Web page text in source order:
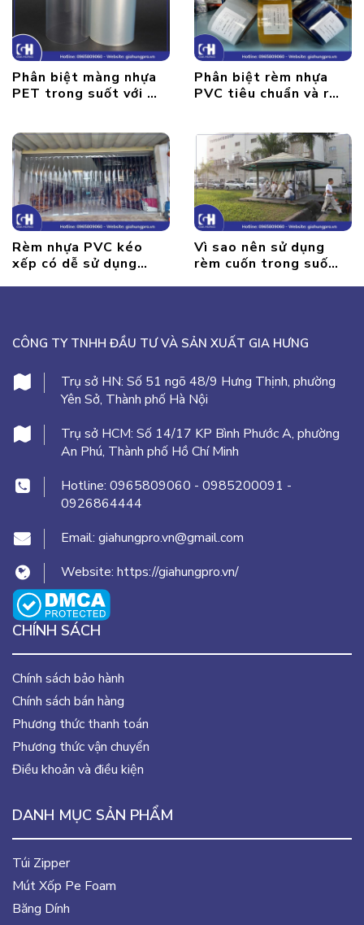
Phân biệt màng nhựa
PET trong suốt với các
Phân biệt rèm nhựa
PVC tiêu chuẩn và rèm
Rèm nhựa PVC kéo
xếp có dễ sử dụng
Vì sao nên sử dụng
rèm cuốn trong suốt
CÔNG TY TNHH ĐẦU TƯ VÀ SẢN XUẤT GIA HƯNG
Trụ sở HN: Số 51 ngõ 48/9 Hưng Thịnh, phường
Yên Sở, Thành phố Hà Nội
Trụ sở HCM: Số 14/17 KP Bình Phước A, phường
An Phú, Thành phố Hồ Chí Minh
Hotline: 0965809060 - 0985200091 -
0926864444
Email: giahungpro.vn@gmail.com
Website: https://giahungpro.vn/
CHÍNH SÁCH
Chính sách bảo hành
Chính sách bán hàng
Phương thức thanh toán
Phương thức vận chuyển
Điều khoản và điều kiện
DANH MỤC SẢN PHẨM
Túi Zipper
Mút Xốp Pe Foam
Băng Dính